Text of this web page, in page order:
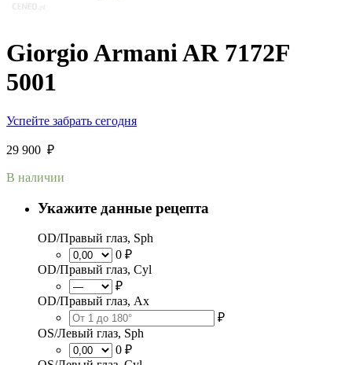
Giorgio Armani AR 7172F
5001
Успейте забрать сегодня
29 900 ₽
В наличии
Укажите данные рецепта
OD/Правый глаз, Sph
0 ₽
OD/Правый глаз, Cyl
₽
OD/Правый глаз, Ax
₽
OS/Левый глаз, Sph
0 ₽